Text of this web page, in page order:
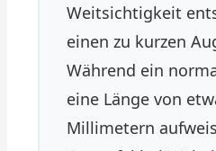
Weitsichtigkeit
einen zu kurzen
Während ein
eine Länge von
Millimetern